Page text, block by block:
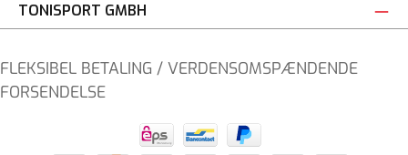
TONISPORT GMBH
FLEKSIBEL BETALING / VERDENSOMSPÆNDENDE
FORSENDELSE